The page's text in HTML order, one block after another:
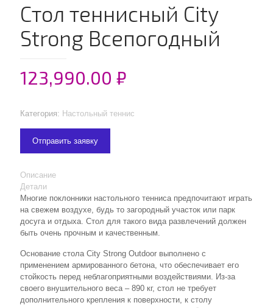
Стол теннисный City
Strong Всепогодный
123,990.00 ₽
Категория: Настольный теннис
Отправить заявку
Описание
Детали
Многие поклонники настольного тенниса предпочитают играть
на свежем воздухе, будь то загородный участок или парк
досуга и отдыха. Стол для такого вида развлечений должен
быть очень прочным и качественным.
Основание стола City Strong Outdoor выполнено с
применением армированного бетона, что обеспечивает его
стойкость перед неблагоприятными воздействиями. Из-за
своего внушительного веса – 890 кг, стол не требует
дополнительного крепления к поверхности, к столу